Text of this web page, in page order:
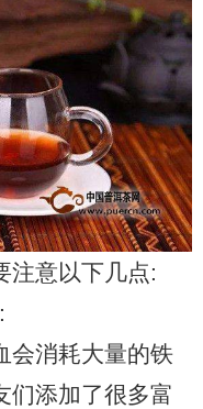
注意以下几点:
会消耗大量的铁
们添加了很多富